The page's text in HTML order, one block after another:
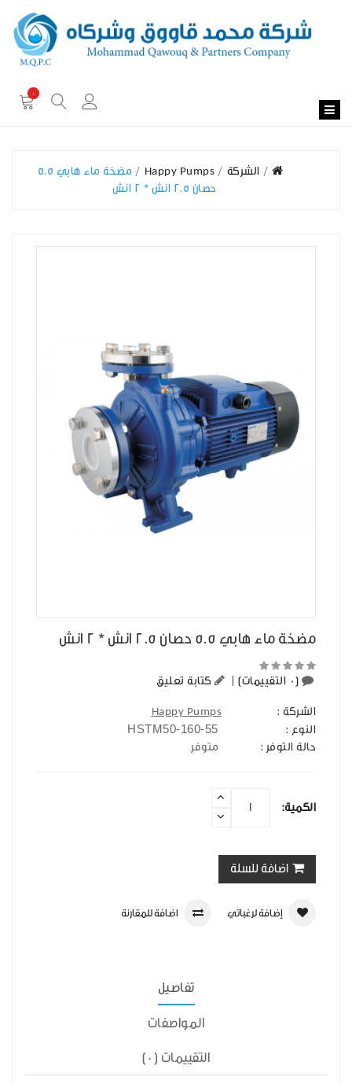
0
الشركة Happy Pumps
مضخة ماء هابي 5.5
حصان 2.5 انش * 2 انش
مضخة ماء هابي 5.5 حصان 2.5 انش * 2 انش
(0 التقييمات) كتابة تعليق
الشركة :
Happy Pumps
النوع :
حالة التوفر : متوفر
الكمية:
اضافة للسلة
إضافة لرغباتي اضافة للمقارنة
تفاصيل
المواصفات
التقييمات (0)